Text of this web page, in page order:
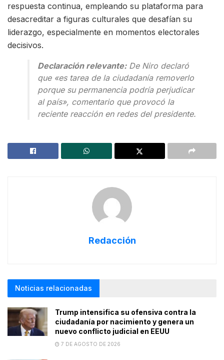
respuesta continua, empleando su plataforma para
desacreditar a figuras culturales que desafían su
liderazgo, especialmente en momentos electorales
decisivos.
Declaración relevante:De Niro declaró
que «es tarea de la ciudadanía removerlo
porque su permanencia podría perjudicar
al país», comentario que provocó la
reciente reacción en redes del presidente.
Redacción
Noticias relacionadas
Trump intensifica su ofensiva contra la
ciudadanía por nacimiento y genera un
nuevo conflicto judicial en EEUU
7 DE AGOSTO DE 2026